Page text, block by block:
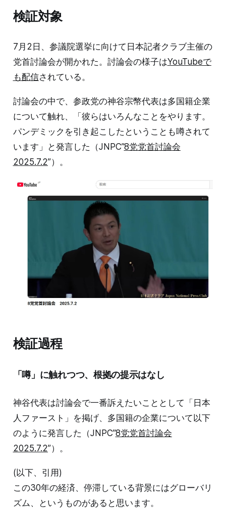
検証対象
7月2日、参議院選挙に向けて日本記者クラブ主催の
党首討論会が開かれた。討論会の様子はYouTubeで
も配信されている。
討論会の中で、参政党の神谷宗幣代表は多国籍企業
について触れ、「彼らはいろんなことをやります。
パンデミックを引き起こしたということも噂されて
います」と発言した（JNPC”8党党首討論会
2025.7.2”）。
検証過程
「噂」に触れつつ、根拠の提示はなし
神谷代表は討論会で一番訴えたいこととして「日本
人ファースト」を掲げ、多国籍の企業について以下
のように発言した（JNPC”8党党首討論会
2025.7.2”）。
(以下、引用)
この30年の経済、停滞している背景にはグローバリ
ズム、というものがあると思います。